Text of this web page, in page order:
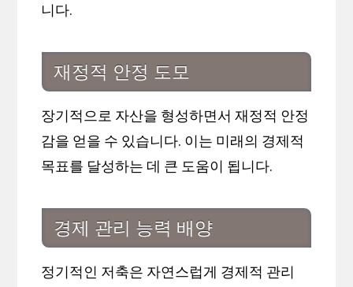
니다.
재정적 안정 도모
장기적으로 자산을 형성하면서 재정적 안정
감을 얻을 수 있습니다. 이는 미래의 경제적
목표를 달성하는 데 큰 도움이 됩니다.
경제 관리 능력 배양
정기적인 저축은 자연스럽게 경제적 관리